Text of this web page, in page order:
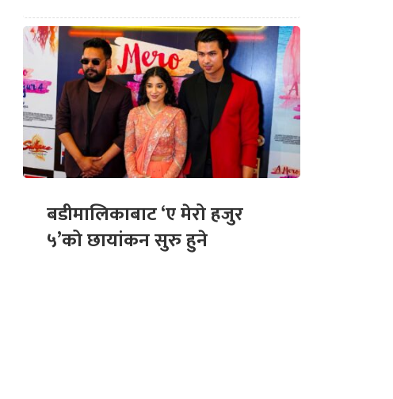
बडीमालिकाबाट ‘ए मेरो हजुर
५’को छायांकन सुरु हुने